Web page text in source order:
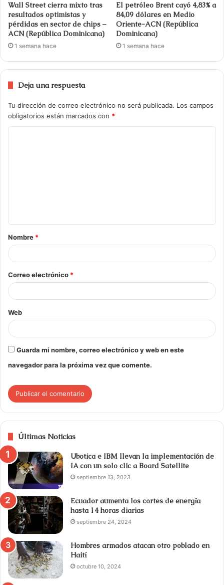
Wall Street cierra mixto tras
resultados optimistas y
pérdidas en sector de chips –
ACN (República Dominicana)
1 semana hace
El petróleo Brent cayó 4,83% a
84,09 dólares en Medio
Oriente-ACN (República
Dominicana)
1 semana hace
Deja una respuesta
Tu dirección de correo electrónico no será publicada. Los campos
obligatorios están marcados con *
Nombre *
Correo electrónico *
Web
Guarda mi nombre, correo electrónico y web en este
navegador para la próxima vez que comente.
Últimas Noticias
Ubotica e IBM llevan la implementación de
IA con un solo clic a Board Satellite
septiembre 13, 2023
Ecuador aumenta los cortes de energía
hasta 14 horas diarias
septiembre 24, 2024
Hombres armados atacan otro poblado en
Haití
octubre 10, 2024